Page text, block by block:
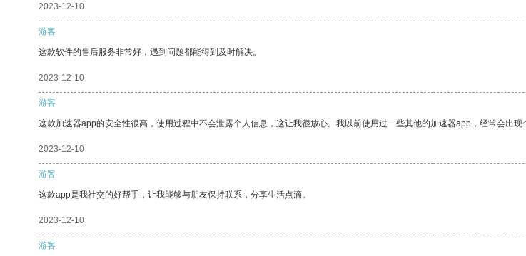
2023-12-10
游客
这款软件的售后服务非常好，遇到问题都能得到及时解决。
2023-12-10
游客
这款加速器app的安全性很高，使用过程中不会泄露个人信息，这让我很放心。我以前使用过一些其他的加速器app，经常会出现
2023-12-10
游客
这款app是我社交的好帮手，让我能够与朋友保持联系，分享生活点滴。
2023-12-10
游客